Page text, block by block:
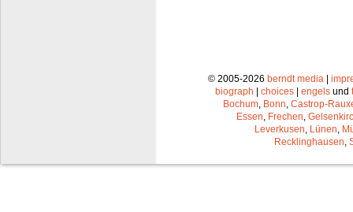
© 2005-2026 berndt media |
biograph | choices | engels und
Bochum Bonn Castrop-
Essen Frechen
Leverkusen Lünen
Recklinghausen